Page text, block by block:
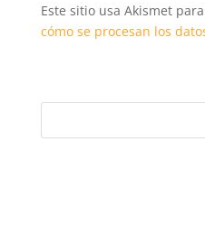
Este sitio usa Akismet
cómo se procesan los